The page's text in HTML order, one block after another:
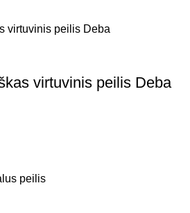
virtuvinis peilis Deba